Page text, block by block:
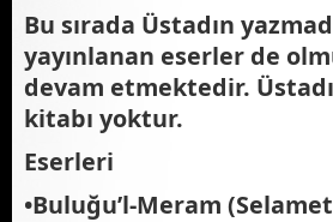
Bu sırada Üstadın
yayınlanan eserler de
devam etmektedir.
kitabı yoktur.
Eserleri
•Buluğu’l-Meram